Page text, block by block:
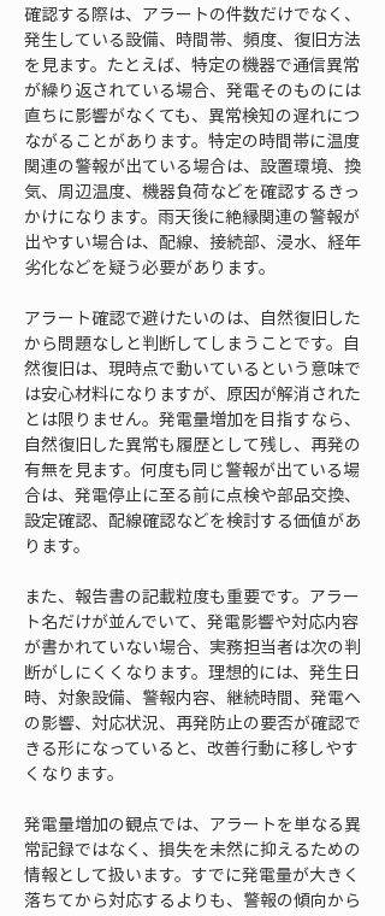
確認する際は、アラートの件数だけでなく、
発生している設備、時間帯、頻度、復旧方法
を見ます。たとえば、特定の機器で通信異常
が繰り返されている場合、発電そのものには
直ちに影響がなくても、異常検知の遅れにつ
ながることがあります。特定の時間帯に温度
関連の警報が出ている場合は、設置環境、換
気、周辺温度、機器負荷などを確認するきっ
かけになります。雨天後に絶縁関連の警報が
出やすい場合は、配線、接続部、浸水、経年
劣化などを疑う必要があります。
アラート確認で避けたいのは、自然復旧した
から問題なしと判断してしまうことです。自
然復旧は、現時点で動いているという意味で
は安心材料になりますが、原因が解消された
とは限りません。発電量増加を目指すなら、
自然復旧した異常も履歴として残し、再発の
有無を見ます。何度も同じ警報が出ている場
合は、発電停止に至る前に点検や部品交換、
設定確認、配線確認などを検討する価値があ
ります。
また、報告書の記載粒度も重要です。アラー
ト名だけが並んでいて、発電影響や対応内容
が書かれていない場合、実務担当者は次の判
断がしにくくなります。理想的には、発生日
時、対象設備、警報内容、継続時間、発電へ
の影響、対応状況、再発防止の要否が確認で
きる形になっていると、改善行動に移しやす
くなります。
発電量増加の観点では、アラートを単なる異
常記録ではなく、損失を未然に抑えるための
情報として扱います。すでに発電量が大きく
落ちてから対応するよりも、警報の傾向から